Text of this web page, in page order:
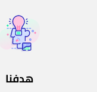
هدفنا